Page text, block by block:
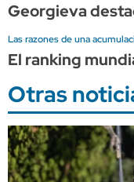
Georgieva
Las razones de una
El ranking
Otras